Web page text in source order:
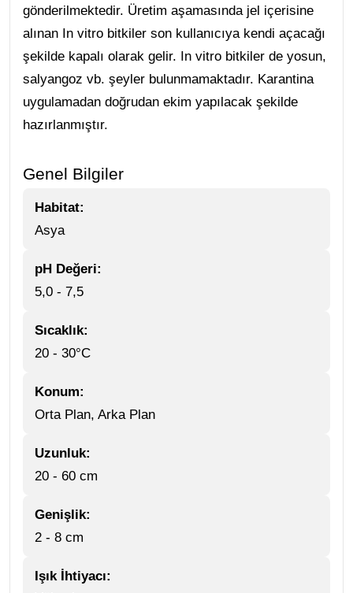
gönderilmektedir. Üretim aşamasında jel içerisine
alınan In vitro bitkiler son kullanıcıya kendi açacağı
şekilde kapalı olarak gelir. In vitro bitkiler de yosun,
salyangoz vb. şeyler bulunmamaktadır. Karantina
uygulamadan doğrudan ekim yapılacak şekilde
hazırlanmıştır.
Genel Bilgiler
Habitat:
Asya
pH Değeri:
5,0 - 7,5
Sıcaklık:
20 - 30°C
Konum:
Orta Plan, Arka Plan
Uzunluk:
20 - 60 cm
Genişlik:
2 - 8 cm
Işık İhtiyacı: